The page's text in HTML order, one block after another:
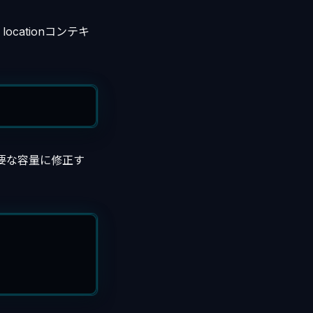
コンテキ
な容量に修正す